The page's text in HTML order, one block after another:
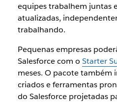
equipes trabalhem juntas
atualizadas,
trabalhando.
Pequenas empresas
Salesforce com o Starter
meses. O pacote também
criados e ferramentas
do Salesforce projetadas